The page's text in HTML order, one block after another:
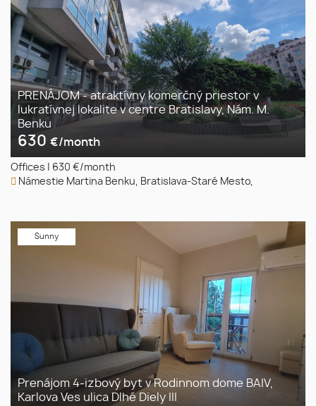
PRENÁJOM - atraktívny komerčný priestor v
lukratívnej lokalite v centre Bratislavy, Nám. M.
Benku
630 €/month
Offices
630 €/month
Námestie Martina Benku, Bratislava-Staré Mesto,
Sunny
Prenájom 4-izbový byt v Rodinnom dome BAIV,
Karlova Ves ulica Dlhé Diely III